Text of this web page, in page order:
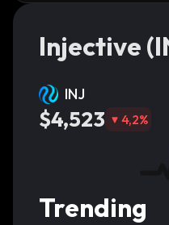
Injective
INJ
$4,523 4,2%
Trending